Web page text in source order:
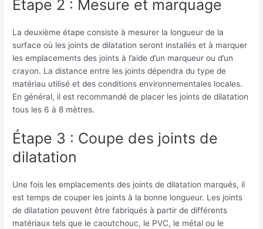
Étape 2 : Mesure et marquage
La deuxième étape consiste à mesurer la longueur de la
surface où les joints de dilatation seront installés et à marquer
les emplacements des joints à l’aide d’un marqueur ou d’un
crayon. La distance entre les joints dépendra du type de
matériau utilisé et des conditions environnementales locales.
En général, il est recommandé de placer les joints de dilatation
tous les 6 à 8 mètres.
Étape 3 : Coupe des joints de
dilatation
Une fois les emplacements des joints de dilatation marqués, il
est temps de couper les joints à la bonne longueur. Les joints
de dilatation peuvent être fabriqués à partir de différents
matériaux tels que le caoutchouc, le PVC, le métal ou le